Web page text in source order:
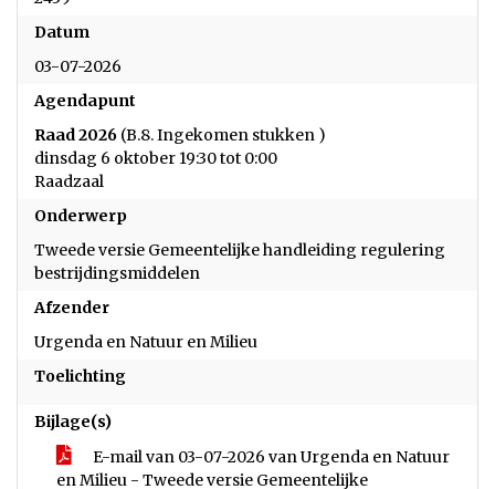
Datum
03-07-2026
Agendapunt
Raad 2026 (B.8. Ingekomen stukken )
dinsdag 6 oktober 19:30 tot 0:00
Raadzaal
Onderwerp
Tweede versie Gemeentelijke handleiding regulering
bestrijdingsmiddelen
Afzender
Urgenda en Natuur en Milieu
Toelichting
Bijlage(s)
E-mail van 03-07-2026 van Urgenda en Natuur
en Milieu - Tweede versie Gemeentelijke